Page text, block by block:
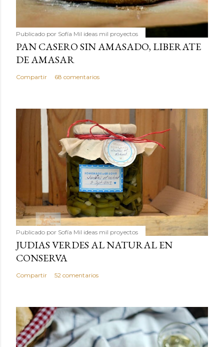
Publicado por Sofía Mil ideas mil proyectos
PAN CASERO SIN AMASADO, LIBERATE
DE AMASAR
Compartir 68 comentarios
Publicado por Sofía Mil ideas mil proyectos
JUDIAS VERDES AL NATURAL EN
CONSERVA
Compartir 52 comentarios